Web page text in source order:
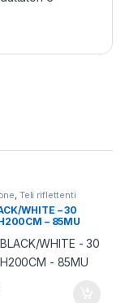
, Teli riflettenti
WHITE – 30
– 85MU